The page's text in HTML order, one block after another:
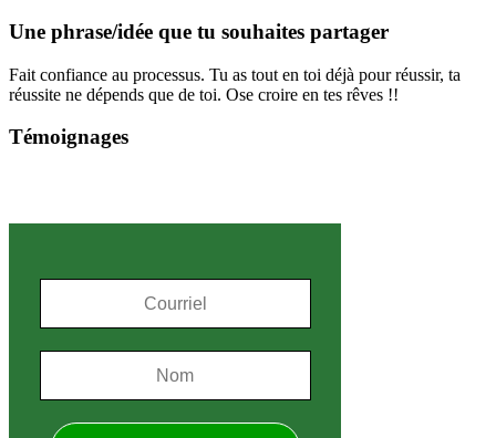
Une phrase/idée que tu souhaites partager
Fait confiance au processus. Tu as tout en toi déjà pour réussir, ta
réussite ne dépends que de toi. Ose croire en tes rêves !!
Témoignages